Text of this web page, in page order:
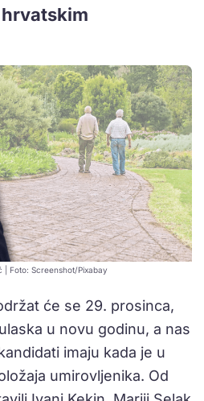
| Foto: Screenshot/Pixabay
će se 29. prosinca,
u novu godinu, a nas
imaju kada je u
umirovljenika. Od